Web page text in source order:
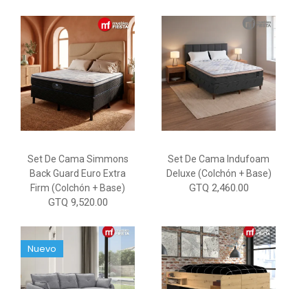
Set De Cama Simmons
Back Guard Euro Extra
Firm (Colchón + Base)
GTQ 9,520.00
Set De Cama Indufoam
Deluxe (Colchón + Base)
GTQ 2,460.00
Nuevo